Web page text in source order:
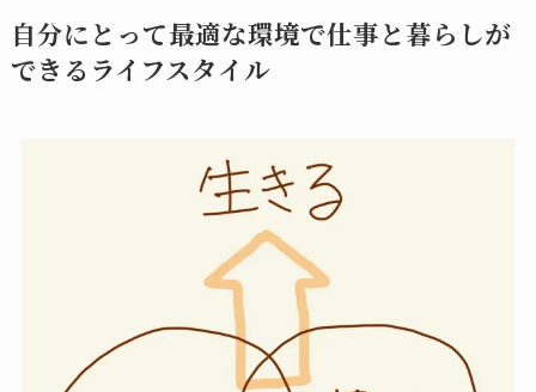
自分にとって最適な環境で仕事と暮らしが
できるライフスタイル